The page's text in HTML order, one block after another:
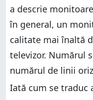
a descrie
în general, un
calitate mai înaltă
televizor. Numărul
numărul de linii
Iată cum se traduc